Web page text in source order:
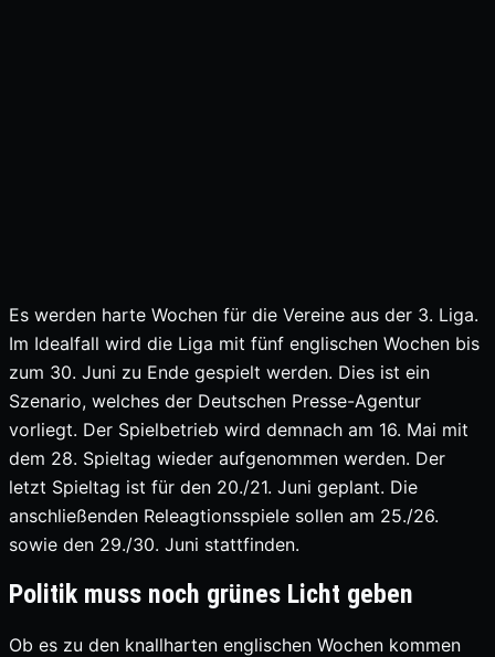
Es werden harte Wochen für die Vereine aus der 3. Liga.
Im Idealfall wird die Liga mit fünf englischen Wochen bis
zum 30. Juni zu Ende gespielt werden. Dies ist ein
Szenario, welches der Deutschen Presse-Agentur
vorliegt. Der Spielbetrieb wird demnach am 16. Mai mit
dem 28. Spieltag wieder aufgenommen werden. Der
letzt Spieltag ist für den 20./21. Juni geplant. Die
anschließenden Releagtionsspiele sollen am 25./26.
sowie den 29./30. Juni stattfinden.
Politik muss noch grünes Licht geben
Ob es zu den knallharten englischen Wochen kommen